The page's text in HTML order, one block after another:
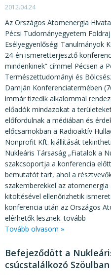
2012.04.24
Az Országos Atomenergia
Pécsi Tudományegyetem
Esélyegyenlőségi Tanulmányok
24-én ismeretterjesztő
mindenkinek” címmel Pécsen a
Természettudományi és
Damján Konferenciatermében
immár tizedik alkalommal
előadók mindazokat a
előfordulnak a médiában és
előcsarnokban a Radioaktív
Nonprofit Kft. kiállítását
Nukleáris Társaság „Fiatalok a
szakcsoportja a konferencia
bemutatót tart, ahol a
szakemberekkel az
kitöltésével ellenőrizhetik
konferencia után az Országos
elérhetők lesznek. tovább
Tovább olvasom »
Befejeződött a
csúcstalálkozó Szöulban